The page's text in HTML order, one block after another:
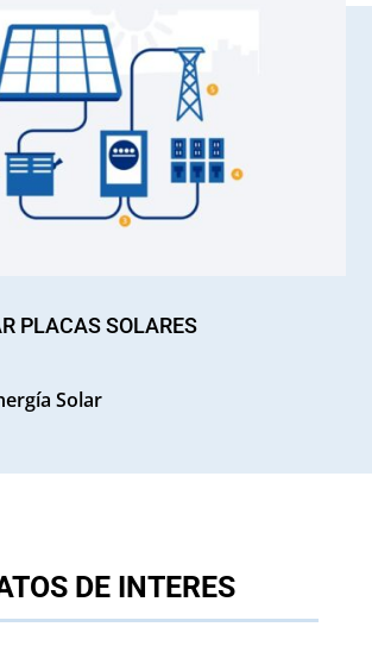
PLACAS SOLARES
Solar
DE INTERES